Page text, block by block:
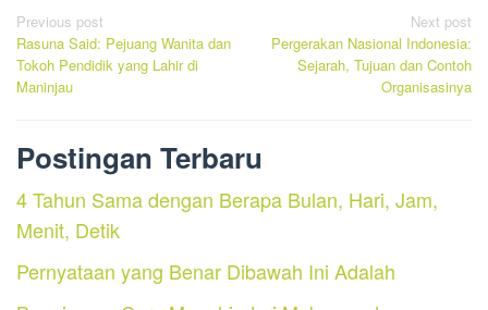
Post
navigation
Previous post
Rasuna Said: Pejuang Wanita dan
Tokoh Pendidik yang Lahir di
Maninjau
Next post
Pergerakan Nasional Indonesia:
Sejarah, Tujuan dan Contoh
Organisasinya
Postingan Terbaru
4 Tahun Sama dengan Berapa Bulan, Hari, Jam,
Menit, Detik
Pernyataan yang Benar Dibawah Ini Adalah